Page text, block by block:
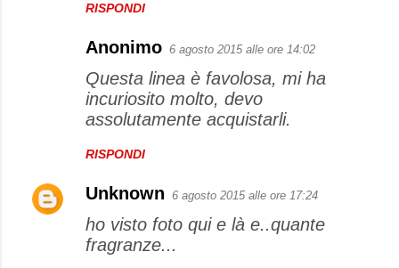
RISPONDI
Anonimo 6 agosto 2015 alle ore 14:02
Questa linea è favolosa, mi ha
incuriosito molto, devo
assolutamente acquistarli.
RISPONDI
Unknown 6 agosto 2015 alle ore 17:24
ho visto foto qui e là e..quante
fragranze...